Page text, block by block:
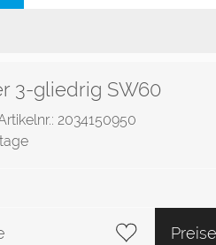
3-gliedrig SW60
2034150950